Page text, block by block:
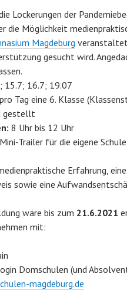
Lockerungen der
die Möglichkeit
Magdeburg
gesucht wird.
15.7; 16.7; 19.07
pro Tag eine 6. Klasse
gestellt
8 Uhr bis 12 Uhr
Mini-Trailer für die eigene Schule
Erfahrung,
sowie eine
wäre bis zum 21.6.2021
mit:
Domschulen (und
magdeburg.de